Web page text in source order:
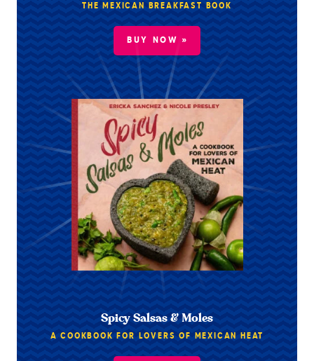
THE MEXICAN BREAKFAST BOOK
BUY NOW »
Spicy Salsas & Moles
A COOKBOOK FOR LOVERS OF MEXICAN HEAT